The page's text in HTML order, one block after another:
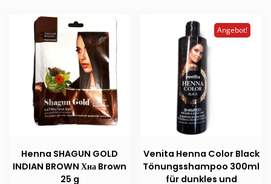
Henna SHAGUN GOLD
INDIAN BROWN Хна Brown
25 g
Angebot!
Venita Henna Color Black
Tönungsshampoo 300ml
für dunkles und